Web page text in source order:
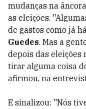
mudanças na
as eleições.
de gastos como já
Guedes. Mas a
depois das eleições
tirar alguma coisa
afirmou, na
E sinalizou: "Nós